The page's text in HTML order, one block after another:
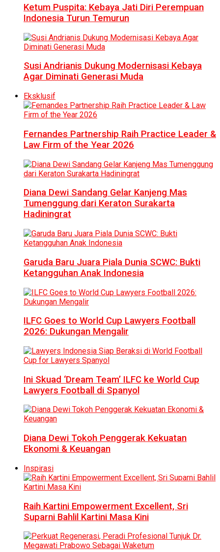
Ketum Puspita: Kebaya Jati Diri Perempuan
Indonesia Turun Temurun
Susi Andrianis Dukung Modernisasi Kebaya
Agar Diminati Generasi Muda
Eksklusif
Fernandes Partnership Raih Practice Leader &
Law Firm of the Year 2026
Diana Dewi Sandang Gelar Kanjeng Mas
Tumenggung dari Keraton Surakarta
Hadiningrat
Garuda Baru Juara Piala Dunia SCWC: Bukti
Ketangguhan Anak Indonesia
ILFC Goes to World Cup Lawyers Football
2026: Dukungan Mengalir
Ini Skuad ‘Dream Team’ ILFC ke World Cup
Lawyers Football di Spanyol
Diana Dewi Tokoh Penggerak Kekuatan
Ekonomi & Keuangan
Inspirasi
Raih Kartini Empowerment Excellent, Sri
Suparni Bahlil Kartini Masa Kini